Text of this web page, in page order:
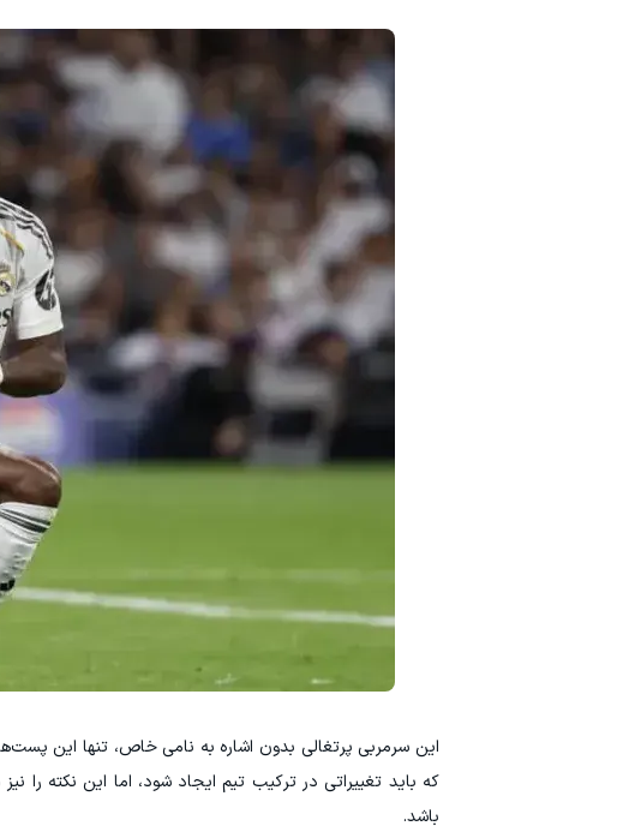
این سرمربی پرتغالی بدون اشاره به نامی خاص، تنها این
که باید تغییراتی در ترکیب تیم ایجاد شود، اما این نکته را
باشد.